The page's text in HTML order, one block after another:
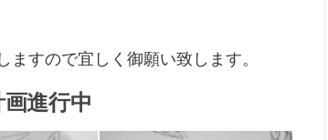
すので宜しく御願い致します。
進行中